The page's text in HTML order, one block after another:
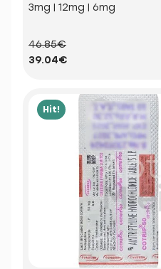
3mg | 12mg | 6mg
46.85€
39.04€
Hit!